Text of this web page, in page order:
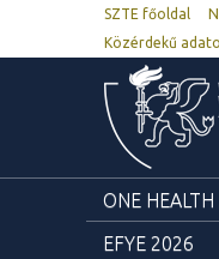
SZTE főoldal
Közérdekű
ONE
EFYE 2026